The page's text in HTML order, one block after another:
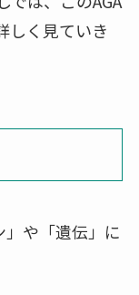
しく見ていき
」や「遺伝」に